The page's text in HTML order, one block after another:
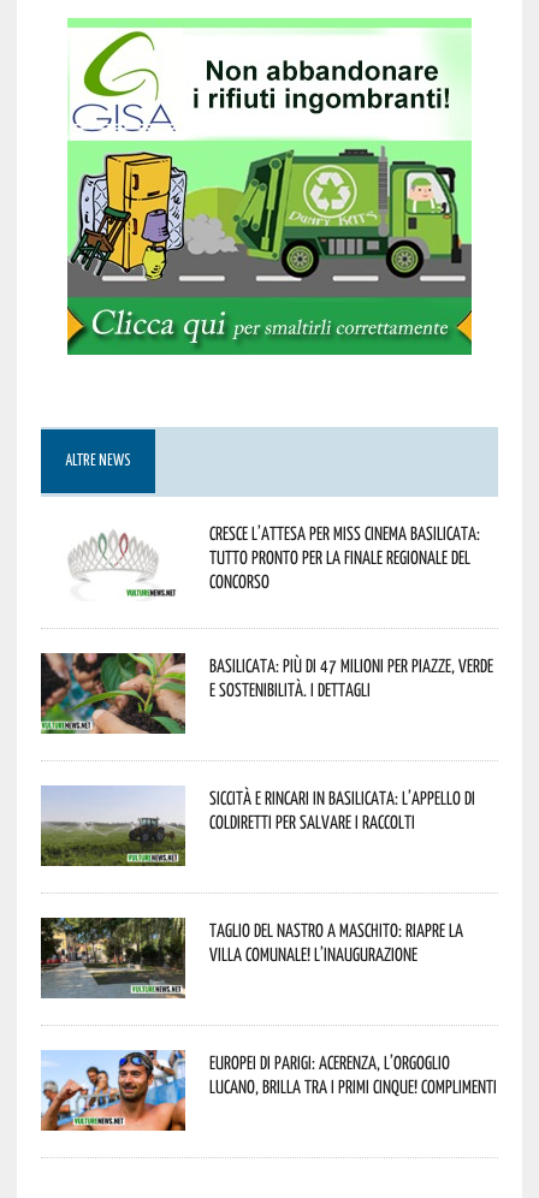
ALTRE NEWS
Cresce l’attesa per Miss Cinema Basilicata:
tutto pronto per la finale regionale del
concorso
Basilicata: più di 47 milioni per piazze, verde
e sostenibilità. I dettagli
Siccità e rincari in Basilicata: l’appello di
Coldiretti per salvare i raccolti
Taglio del nastro a Maschito: riapre la
Villa Comunale! L’inaugurazione
Europei di Parigi: Acerenza, l’orgoglio
lucano, brilla tra i primi cinque! Complimenti